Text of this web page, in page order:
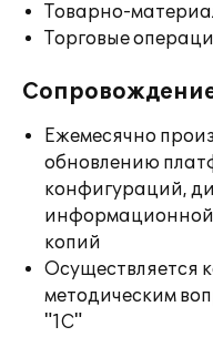
Товарно-
Торговые
Ежемесячно
обновлению
конфигураций,
информационной
копий
Осуществляется
методическим
"1С"